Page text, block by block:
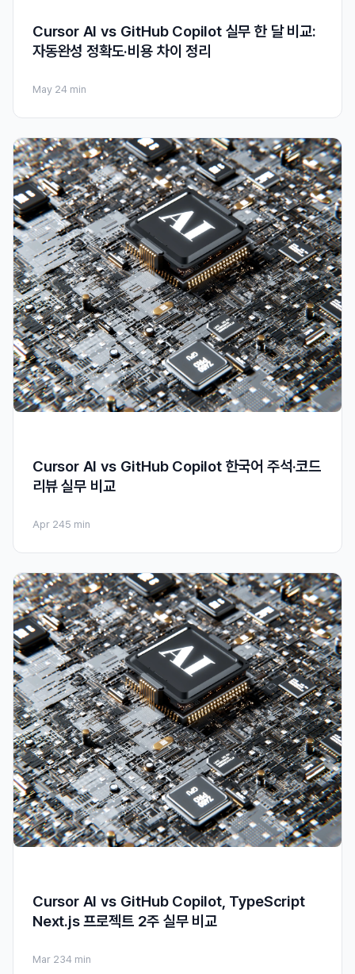
Cursor AI vs GitHub Copilot 실무 한 달 비교:
자동완성 정확도·비용 차이 정리
May 24 min
Cursor AI vs GitHub Copilot 한국어 주석·코드
리뷰 실무 비교
Apr 245 min
Cursor AI vs GitHub Copilot, TypeScript
Next.js 프로젝트 2주 실무 비교
Mar 234 min